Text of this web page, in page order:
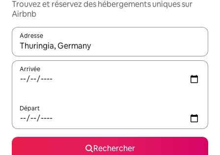
Trouvez et réservez des hébergements uniques sur
Airbnb
Adresse
Lorsque les résultats s'affichent, utilisez les flèches vers le
Arrivée
Départ
Rechercher